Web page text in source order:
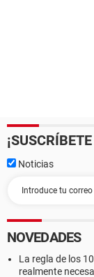
Noticias
NOVEDADES
La regla de los
realmente